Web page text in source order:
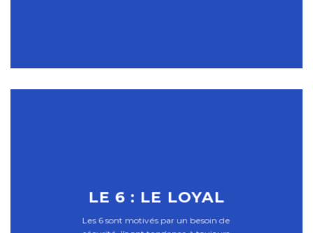
LE 6 : LE LOYAL
Les 6 sont motivés par un besoin de